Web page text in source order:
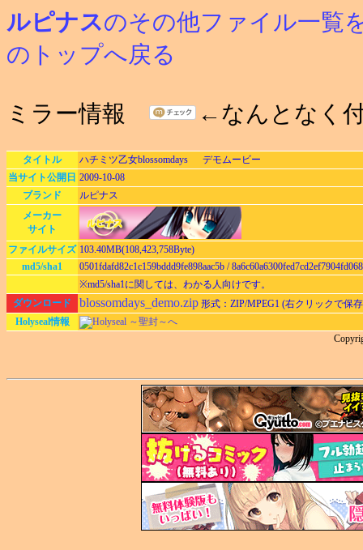
ルピナスのその他ファイル一覧
のトップへ戻る
ミラー情報 ←なんとなく
タイトル
ハチミツ乙女blossomdays デモムービー
当サイト公開日 2009-10-08
ブランド
ルピナス
メーカー
サイト
ファイルサイズ 103.40MB(108,423,758Byte)
md5/sha1
0501fdafd82c1c159bddd9fe898aac5b /
※md5/sha1に関しては、わかる人向けです。
ダウンロード
blossomdays_demo.zip 形式：ZIP/MPEG1 (右クリックで保
Holyseal情報
Holyseal ～聖封～へ